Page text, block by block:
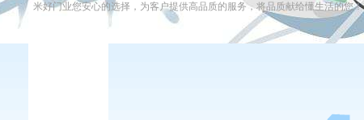
米好门业您安心的选择，为客户提供高品质的服务，将品质献给懂生活的您！